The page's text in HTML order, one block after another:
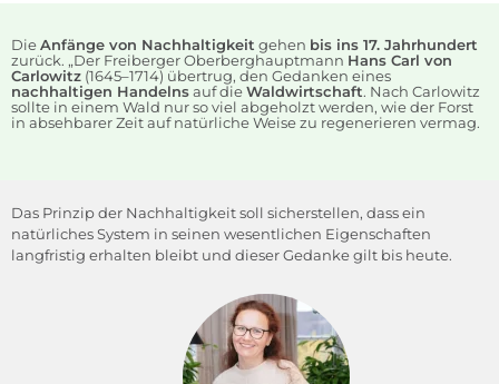
DieAnfänge von Nachhaltigkeit gehen bis ins 17. Jahrhundert
zurück. „Der Freiberger Oberberghauptmann Hans Carl von
Carlowitz (1645–1714) übertrug, den Gedanken eines
nachhaltigen Handelnsauf dieWaldwirtschaft. Nach Carlowitz
sollte in einem Wald nur so viel abgeholzt werden, wie der Forst
in absehbarer Zeit auf natürliche Weise zu regenerieren vermag.
Das Prinzip der Nachhaltigkeit soll sicherstellen, dass ein
natürliches System in seinen wesentlichen Eigenschaften
langfristig erhalten bleibt und dieser Gedanke gilt bis heute.